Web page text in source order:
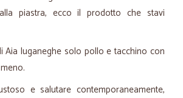
piastra, ecco il prodotto che stavi
Aia luganeghe solo pollo e tacchino con
e salutare contemporaneamente,